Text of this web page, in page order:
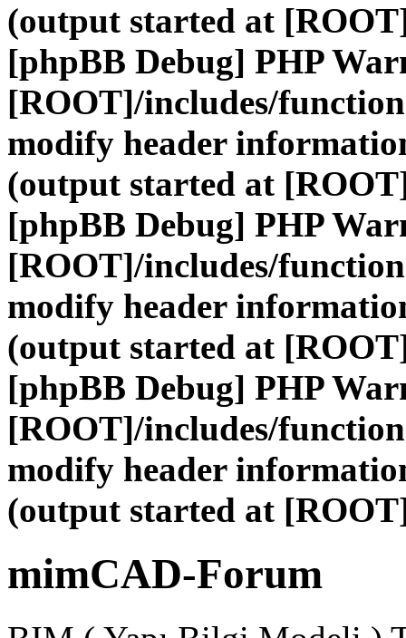
(output started at
[phpBB Debug] PHP
[ROOT]/includes/
modify header
(output started at
[phpBB Debug] PHP
[ROOT]/includes/
modify header
(output started at
[phpBB Debug] PHP
[ROOT]/includes/
modify header
(output started at
mimCAD-Forum